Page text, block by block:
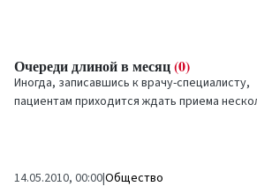
Очереди длиной в месяц(0)
Иногда, записавшись к врачу-специалисту,
пациентам приходится ждать приема
14.05.2010, 00:00|Общество